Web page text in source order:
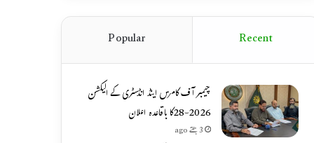
Recent
Popular
چیمبر آف کامرس اینڈ انڈسٹری کے الیکشن
2026-28کا باقاعدہ اعلان
3 ہفتے ago